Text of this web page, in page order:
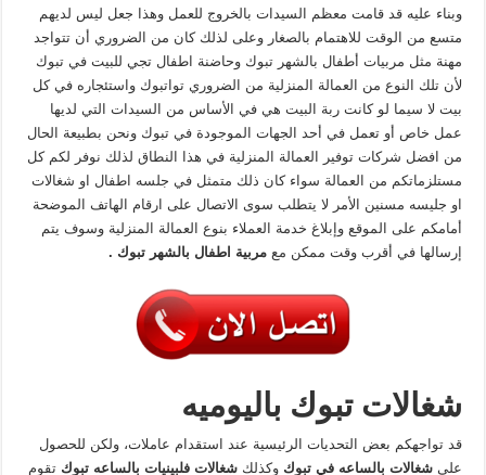
وبناء عليه قد قامت معظم السيدات بالخروج للعمل وهذا جعل ليس لديهم
متسع من الوقت للاهتمام بالصغار وعلى لذلك كان من الضروري أن تتواجد
مهنة مثل مربيات أطفال بالشهر تبوك وحاضنة اطفال تجي للبيت في تبوك
لأن تلك النوع من العمالة المنزلية من الضروري تواتبوك واستئجاره في كل
بيت لا سيما لو كانت ربة البيت هي في الأساس من السيدات التي لديها
عمل خاص أو تعمل في أحد الجهات الموجودة في تبوك ونحن بطبيعة الحال
من افضل شركات توفير العمالة المنزلية في هذا النطاق لذلك نوفر لكم كل
مستلزماتكم من العمالة سواء كان ذلك متمثل في جلسه اطفال او شغالات
او جليسه مسنين الأمر لا يتطلب سوى الاتصال على ارقام الهاتف الموضحة
أمامكم على الموقع وإبلاغ خدمة العملاء بنوع العمالة المنزلية وسوف يتم
إرسالها في أقرب وقت ممكن معمربية اطفال بالشهر تبوك .
شغالات تبوك باليوميه
قد تواجهكم بعض التحديات الرئيسية عند استقدام عاملات، ولكن للحصول
علىشغالات بالساعه في تبوكوكذلك شغالات فلبينيات بالساعه تبوكتقوم